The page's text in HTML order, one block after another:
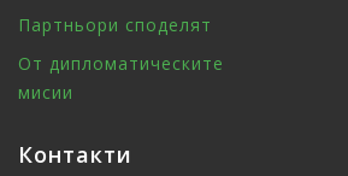
Партньори споделят
От дипломатическите
мисии
Контакти